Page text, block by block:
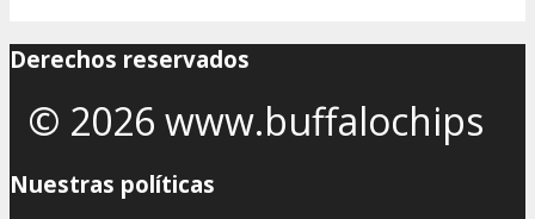
Derechos reservados
© 2026 www.buffalochips
Nuestras políticas